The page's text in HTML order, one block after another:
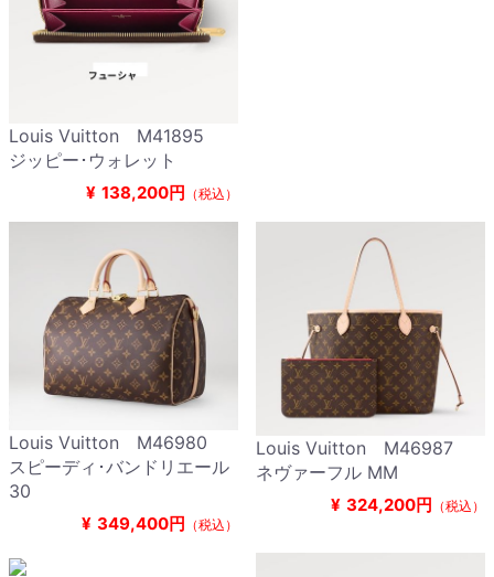
Louis Vuitton M41895
ジッピー･ウォレット
¥ 138,200円 （税込）
Louis Vuitton M46980
スピーディ･バンドリエール
30
¥ 349,400円 （税込）
Louis Vuitton M46987
ネヴァーフル MM
¥ 324,200円 （税込）